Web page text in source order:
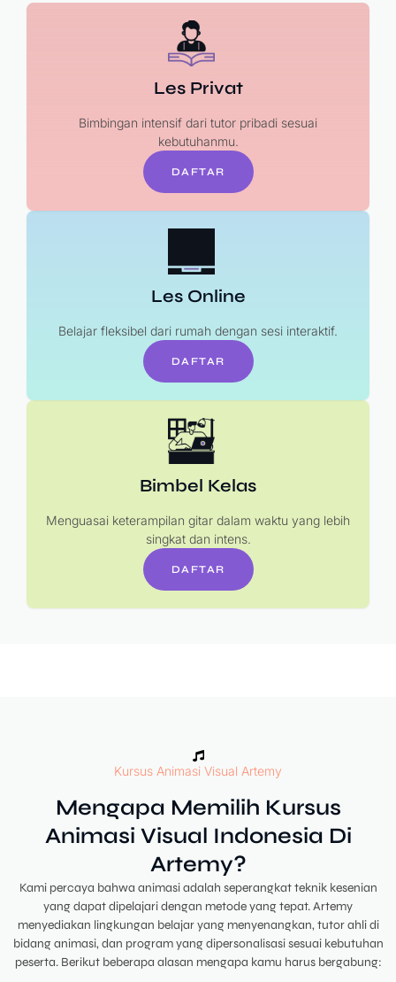
Les Privat
Bimbingan intensif dari tutor pribadi sesuai
kebutuhanmu.
DAFTAR
Les Online
Belajar fleksibel dari rumah dengan sesi interaktif.
DAFTAR
Bimbel Kelas
Menguasai keterampilan gitar dalam waktu yang lebih
singkat dan intens.
DAFTAR
Kursus Animasi Visual Artemy
Mengapa Memilih Kursus
Animasi Visual Indonesia Di
Artemy?
Kami percaya bahwa animasi adalah seperangkat teknik kesenian
yang dapat dipelajari dengan metode yang tepat. Artemy
menyediakan lingkungan belajar yang menyenangkan, tutor ahli di
bidang animasi, dan program yang dipersonalisasi sesuai kebutuhan
peserta. Berikut beberapa alasan mengapa kamu harus bergabung: